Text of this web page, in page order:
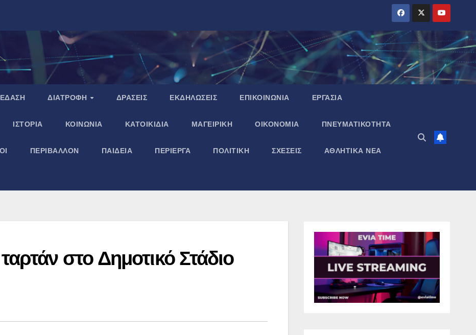
ΔΙΑΤΡΟΦΗ ΔΡΑΣΕΙΣ ΕΚΔΗΛΩΣΕΙΣ ΕΠΙΚΟΙΝΩΝΙΑ ΕΡΓΑΣΙΑ
ΙΣΤΟΡΙΑ ΚΟΙΝΩΝΙΑ ΚΑΤΟΙΚΙΔΙΑ ΜΑΓΕΙΡΙΚΗ ΟΙΚΟΝΟΜΙΑ ΠΝΕΥΜΑΤΙΚΌΤΗΤΑ
ΠΕΡΙΒΑΛΛΟΝ ΠΑΙΔΕΙΑ ΠΕΡΙΕΡΓΑ ΠΟΛΙΤΙΚΗ ΣΧΕΣΕΙΣ ΑΘΛΗΤΙΚΑ ΝΕΑ
στο Δημοτικό Στάδιο